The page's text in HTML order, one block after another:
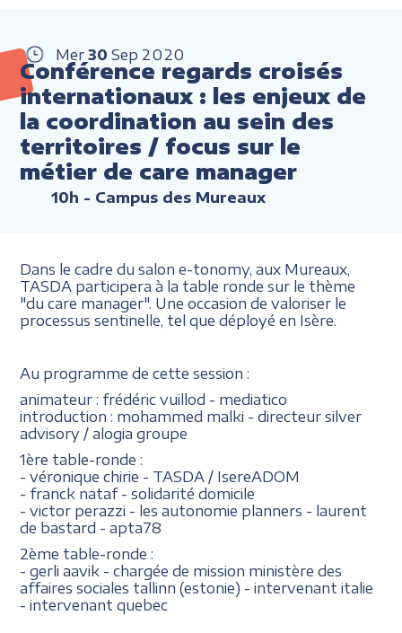
Mer 30 Sep 2020
Conférence regards croisés
internationaux : les enjeux de
la coordination au sein des
territoires / focus sur le
métier de care manager
10h - Campus des Mureaux
Dans le cadre du salon e-tonomy, aux Mureaux,
TASDA participera à la table ronde sur le thème
"du care manager". Une occasion de valoriser le
processus sentinelle, tel que déployé en Isère.
Au programme de cette session :
animateur : frédéric vuillod - mediatico
introduction : mohammed malki - directeur silver
advisory / alogia groupe
1ère table-ronde :
- véronique chirie - TASDA / IsereADOM
- franck nataf - solidarité domicile
- victor perazzi - les autonomie planners - laurent
de bastard - apta78
2ème table-ronde :
- gerli aavik - chargée de mission ministère des
affaires sociales tallinn (estonie) - intervenant italie
- intervenant quebec